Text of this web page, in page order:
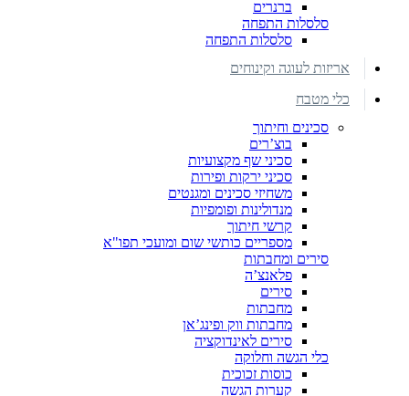
ברנרים
סלסלות התפחה
סלסלות התפחה
אריזות לעוגה וקינוחים
כלי מטבח
סכינים וחיתוך
בוצ’רים
סכיני שף מקצועיות
סכיני ירקות ופירות
משחיזי סכינים ומגנטים
מנדולינות ופומפיות
קרשי חיתוך
מספריים כותשי שום ומועכי תפו"א
סירים ומחבתות
פלאנצ’ה
סירים
מחבתות
מחבתות ווק ופינג’אן
סירים לאינדוקציה
כלי הגשה וחלוקה
כוסות זכוכית
קערות הגשה